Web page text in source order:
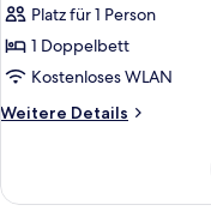
Platz für 1 Person
1 Doppelbett
Kostenloses WLAN
Weitere Details
Weitere